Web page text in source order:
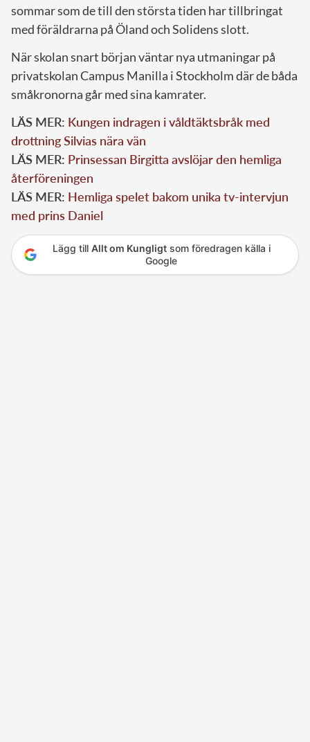
sommar som de till den största tiden har tillbringat
med föräldrarna på Öland och Solidens slott.
När skolan snart början väntar nya utmaningar på
privatskolan Campus Manilla i Stockholm där de båda
småkronorna går med sina kamrater.
LÄS MER: Kungen indragen i våldtäktsbråk med
drottning Silvias nära vän
LÄS MER: Prinsessan Birgitta avslöjar den hemliga
återföreningen
LÄS MER: Hemliga spelet bakom unika tv-intervjun
med prins Daniel
Lägg till Allt om Kungligtsom föredragen källa i
Google